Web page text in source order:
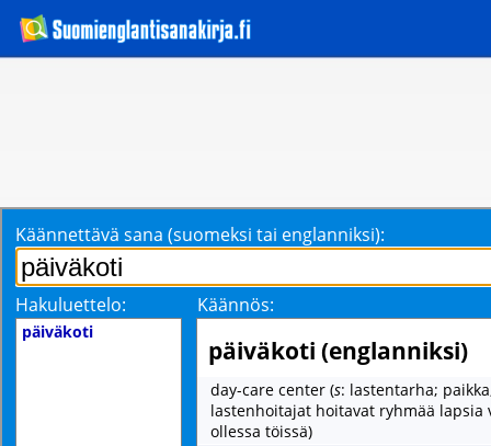
Käännettävä sana (suomeksi tai englanniksi):
Hakuluettelo: Käännös:
päiväkoti
päiväkoti (englanniksi)
day-care center (s: lastentarha;
lastenhoitajat hoitavat ryhmää lapsia
ollessa töissä)